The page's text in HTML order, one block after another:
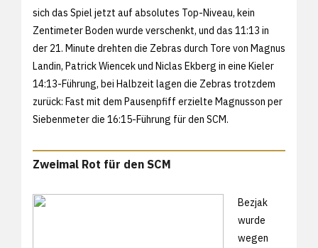
sich das Spiel jetzt auf absolutes Top-Niveau, kein
Zentimeter Boden wurde verschenkt, und das 11:13 in
der 21. Minute drehten die Zebras durch Tore von Magnus
Landin, Patrick Wiencek und Niclas Ekberg in eine Kieler
14:13-Führung, bei Halbzeit lagen die Zebras trotzdem
zurück: Fast mit dem Pausenpfiff erzielte Magnusson per
Siebenmeter die 16:15-Führung für den SCM.
Zweimal Rot für den SCM
Bezjak
wurde
wegen